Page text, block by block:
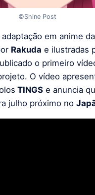
©Shine Post
em anime
Rakuda e ilustradas
o primeiro
O vídeo
TINGS e anuncia
julho próximo no